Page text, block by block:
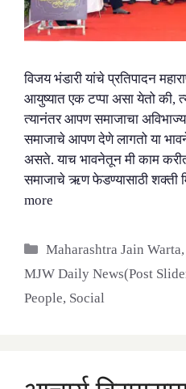
विजय भंडारी यांचे प्रतिपादन
आयुष्यात एक टप्पा असा येतो की,
त्यानंतर आपण समाजाचा
समाजाचे आपण देणे लागतो या
असते. याच भावनेतून मी काम
समाजाचे ऋण फेडण्यासाठी शक्ती
more
Categories
Maharashtra Jain Warta
MJW Daily News(Post
People, Social